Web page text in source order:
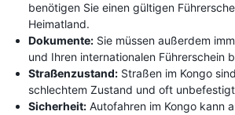
benötigen Sie einen gültigen
Heimatland.
Dokumente: Sie müssen außerdem
und Ihren internationalen Führerschein
Straßenzustand: Straßen im Kongo
schlechtem Zustand und oft
Sicherheit: Autofahren im Kongo kann